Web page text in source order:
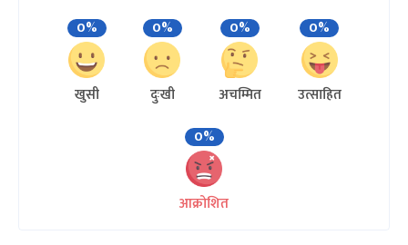
0%
खुसी
0%
दुःखी
0%
अचम्मित
0%
उत्साहित
0%
आक्रोशित